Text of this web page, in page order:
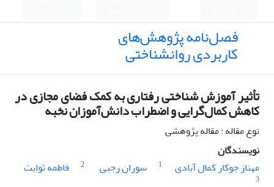
فصل‌نامه پژوهش‌های
کاربردی روانشناختی
تأثیر آموزش شناختی رفتاری به ‌کمک فضای مجازی در
کاهش کمال‌گرایی و اضطراب دانش‌آموزان نخبه
نوع مقاله : مقاله پژوهشی
نویسندگان
مهناز جوکار کمال آبادی
1 سوران رجبی 2 فاطمه ثوابت
3